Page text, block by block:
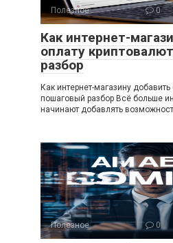
Полезное 0
Как интернет-
оплату
разбор
Как интернет-магазину
пошаговый разбор Всё больше
начинают добавлять
Полезное 0